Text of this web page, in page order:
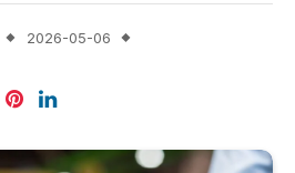
2026-05-06